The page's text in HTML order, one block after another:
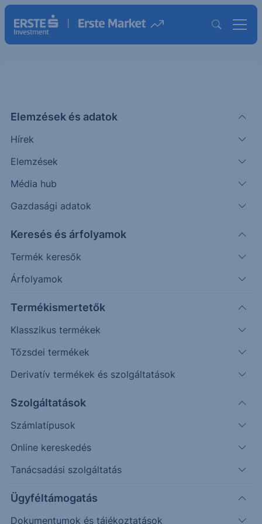
Elemzések és adatok
Hírek
Elemzések
Média hub
Gazdasági adatok
Keresés és árfolyamok
Termék keresők
Árfolyamok
Termékismertetők
Klasszikus termékek
Tőzsdei termékek
Derivatív termékek és szolgáltatások
Szolgáltatások
Számlatípusok
Online kereskedés
Tanácsadási szolgáltatás
Ügyféltámogatás
Dokumentumok és tájékoztatások
EBNDQTL19(BÉT)
Erste NASDAQ100 Turbo Long 19
24 141
Időpont: 26.08.07. 17:07
Előző záró:
24 072
Certifikát kereső
Árfolyamértesítő rögzítése
További információk kérése
Erste Market Pro belépés
24100
24200
24400